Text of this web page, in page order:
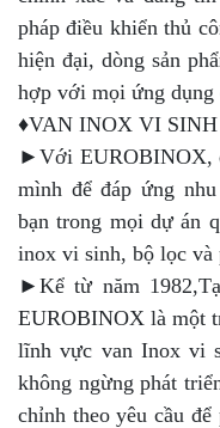
pháp điều khiển thủ
hiện đại, dòng sản
hợp với mọi ứng dụng
♦VAN INOX VI
►Với EUROBINOX,
mình để đáp ứng
bạn trong mọi dự án
inox vi sinh, bộ lọc
►Kể từ năm
EUROBINOX là một
lĩnh vực van Inox vi
không ngừng phát
chỉnh theo yêu cầu